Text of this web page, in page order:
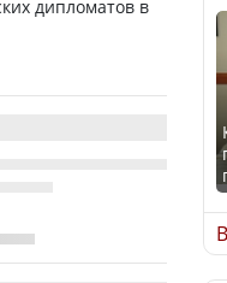
дипломатов в